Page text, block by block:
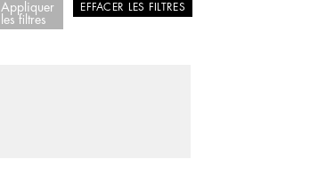
EFFACER LES FILTRES
Appliquer
les filtres